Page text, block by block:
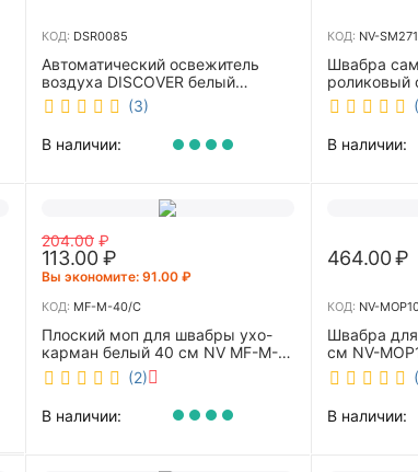
КОД: DSR0085
Автоматический освежитель
воздуха DISCOVER белый
DSR0085
(3)
В наличии:
КОД: NV-
Швабра
роликовый
27 см
70-125 см
В наличии:
204.00 ₽
113.00 ₽
Вы экономите: 91.00 ₽
КОД: MF-M-40/C
Плоский моп для швабры ухо-
карман белый 40 см NV MF-M-
40/C
(2)
В наличии:
464.00₽
КОД: NV-
Швабра
см NV-
В наличии: